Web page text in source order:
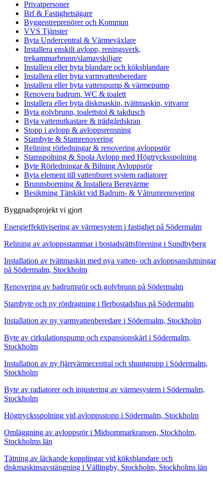
Privatpersoner
Brf & Fastighetsägare
Byggentreprenörer och Kommun
VVS Tjänster
Byta Undercentral & Värmeväxlare
Installera enskilt avlopp, reningsverk,
trekammarbrunn/slamavskiljare
Installera eller byta blandare och köksblandare
Installera eller byta varmvattenberedare
Installera eller byta vattenpump & värmepump
Renovera badrum, WC & toalett
Installera eller byta diskmaskin, tvättmaskin, vitvaror
Byta golvbrunn, toalettstol & takdusch
Byta vattenutkastare & trädgårdskran
Stopp i avlopp & avloppsrensning
Stambyte & Stamrenovering
Relining rörledningar & renovering avloppsrör
Stamspolning & Spola Avlopp med Högtrycksspolning
Byte Rörledningar & Bilning Avloppsrör
Byta element till vattenburet system radiatorer
Brunnsborrning & Installera Bergvärme
Besiktning Tätskikt vid Badrum- & Våtrumrenovering
Byggnadsprojekt vi gjort
Energieffektivisering av värmesystem i fastighet på Södermalm
Relining av avloppsstammar i bostadsrättsförening i Sundbyberg
Installation av tvättmaskin med nya vatten- och avloppsanslutningar
på Södermalm, Stockholm
Renovering av badrumsrör och golvbrunn på Södermalm
Stambyte och ny rördragning i flerbostadshus på Södermalm
Installation av ny varmvattenberedare i Södermalm, Stockholm
Byte av cirkulationspump och expansionskärl i Södermalm,
Stockholm
Installation av ny fjärrvärmecentral och shuntgrupp i Södermalm,
Stockholm
Byte av radiatorer och injustering av värmesystem i Södermalm,
Stockholm
Högtrycksspolning vid avloppsstopp i Södermalm, Stockholm
Omläggning av avloppsrör i Midsommarkransen, Stockholm,
Stockholms län
Tätning av läckande kopplingar vid köksblandare och
diskmaskinsavstängning i Vällingby, Stockholm, Stockholms län